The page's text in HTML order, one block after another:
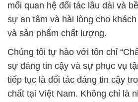
mối quan hệ đối tác lâu dài và
sự an tâm và hài lòng cho
và sản phẩm chất lượng.
Chúng tôi tự hào với tôn chỉ
sự đáng tin cậy và sự phục vụ
tiếp tục là đối tác đáng tin cậy
chất tại Việt Nam. Không chỉ là